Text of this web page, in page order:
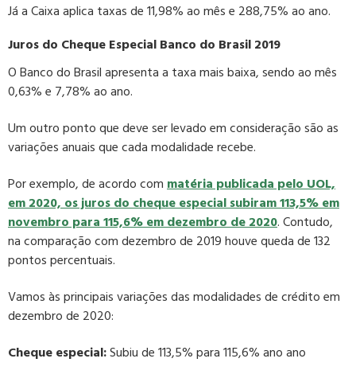
Já a Caixa aplica taxas de 11,98% ao mês e 288,75% ao ano.
Juros do Cheque Especial Banco do Brasil 2019
O Banco do Brasil apresenta a taxa mais baixa, sendo ao mês
0,63% e 7,78% ao ano.
Um outro ponto que deve ser levado em consideração são as
variações anuais que cada modalidade recebe.
Por exemplo, de acordo commatéria publicada pelo UOL,
em 2020, os juros do cheque especial subiram 113,5% em
novembro para 115,6% em dezembro de 2020. Contudo,
na comparação com dezembro de 2019 houve queda de 132
pontos percentuais.
Vamos às principais variações das modalidades de crédito em
dezembro de 2020:
Cheque especial:Subiu de 113,5% para 115,6% ano ano